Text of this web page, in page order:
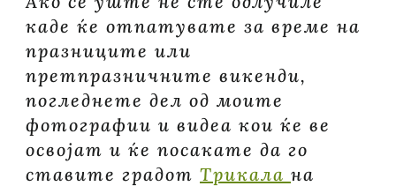
каде ќе отпатувате за време на
празниците или
претпразничните викенди,
погледнете дел од моите
фотографии и видеа кои ќе ве
освојат и ќе посакате да го
ставите градот Трикала на